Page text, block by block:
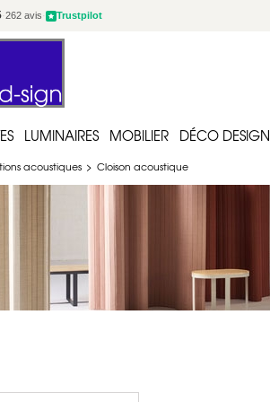
LUMINAIRES MOBILIER DÉCO DESIGN
acoustiques > Cloison acoustique